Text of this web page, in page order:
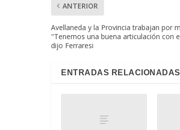
ANTERIOR
Avellaneda y la Provincia trabajan por
"Tenemos una buena articulación con
dijo Ferraresi
ENTRADAS RELACIONADAS